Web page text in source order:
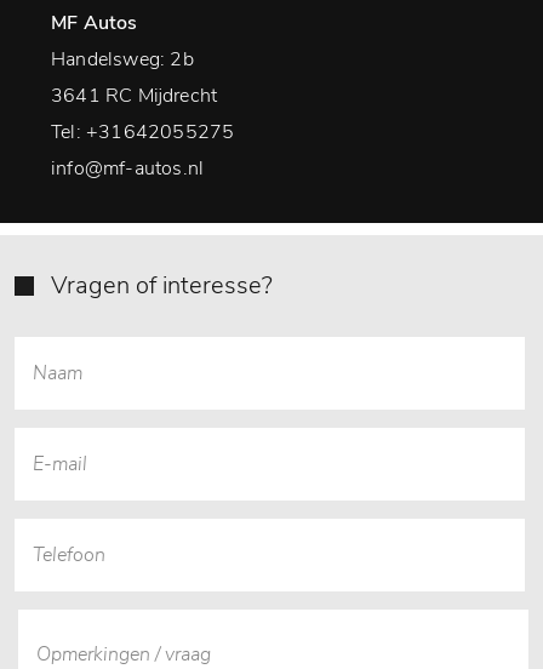
MF Autos
Handelsweg: 2b
3641 RC Mijdrecht
Tel: +31642055275
info@mf-autos.nl
Vragen of interesse?